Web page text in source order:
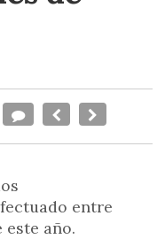
entre
este año.